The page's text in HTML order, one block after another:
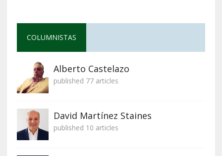
COLUMNISTAS
Alberto Castelazo
published 77 articles
David Martínez Staines
published 10 articles